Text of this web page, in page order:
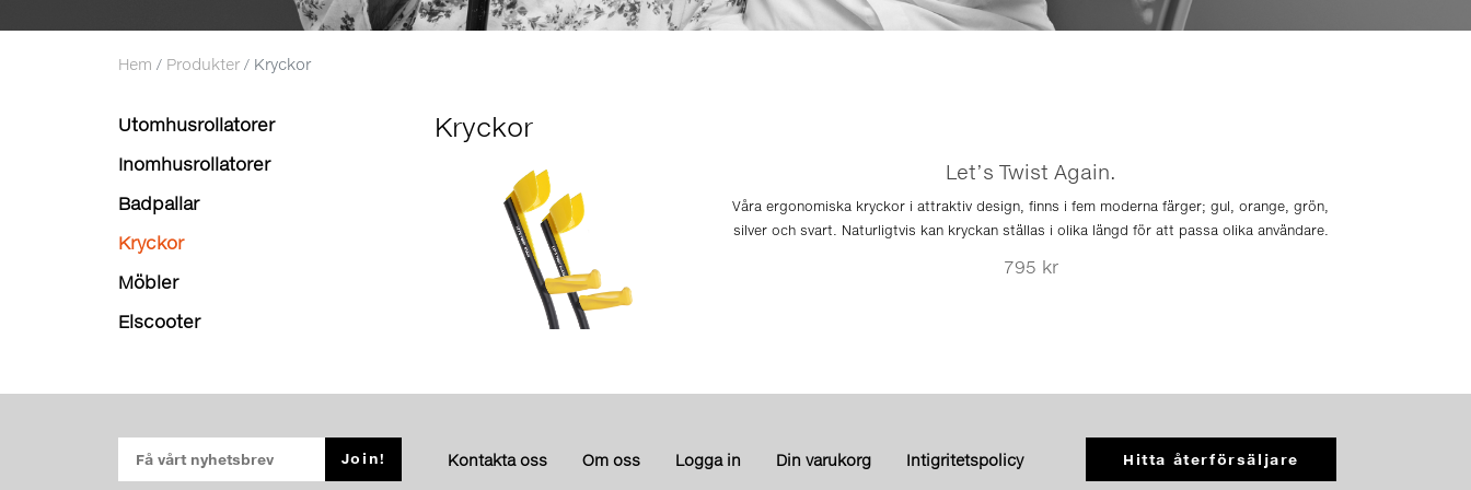
Hem Produkter Kryckor
Utomhusrollatorer
Inomhusrollatorer
Badpallar
Kryckor
Möbler
Elscooter
Kryckor
Let’s Twist Again.
Våra ergonomiska kryckor i attraktiv design, finns i fem moderna färger; gul, orange, grön,
silver och svart. Naturligtvis kan kryckan ställas i olika längd för att passa olika användare.
795 kr
Kontakta oss Om oss Logga in Din varukorg Intigritetspolicy Hitta återförsäljare